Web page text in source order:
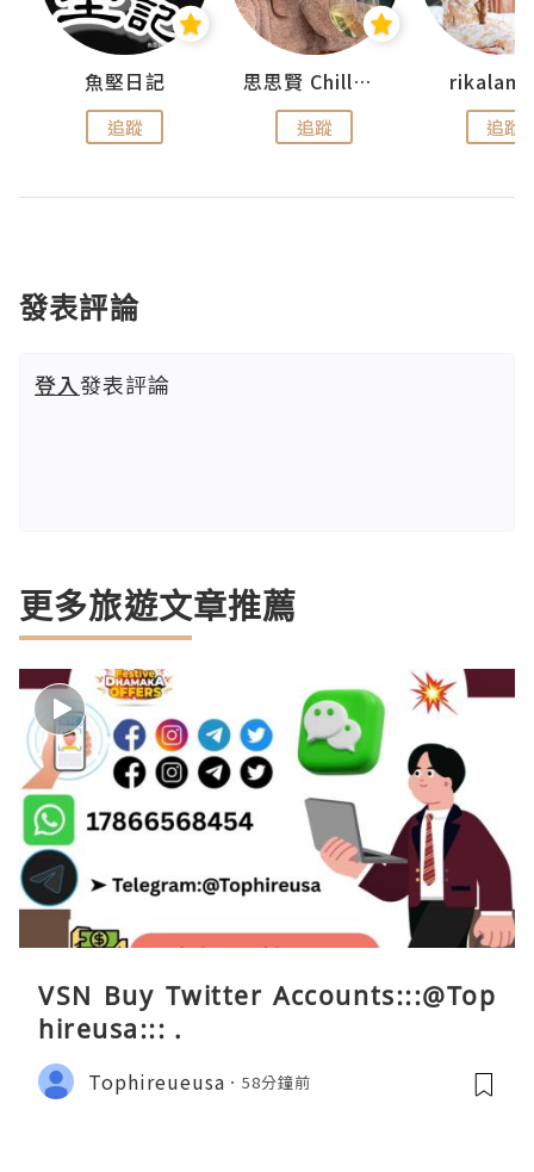
魚堅日記
追蹤
思思賢 ChillMyBabe
追蹤 追蹤
發表評論
登入發表評論
更多旅遊文章推薦
VSN Buy Twitter Accounts:::@Top
hireusa::: .
Tophireueusa 58分鐘前